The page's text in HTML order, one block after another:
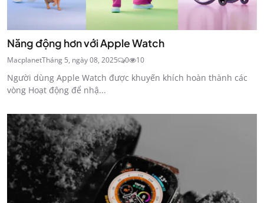
Năng động hơn với Apple Watch
MacplanetTháng 5, ngày 08, 2025 0 10
Người dùng Apple Watch được khuyến khích hoàn thành các
vòng Hoạt động để nhậ...